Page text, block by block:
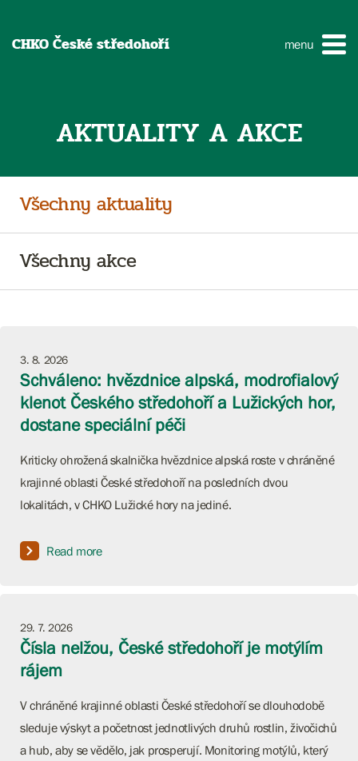
CHKO České středohoří menu
AKTUALITY A AKCE
Všechny aktuality
Všechny akce
3. 8. 2026
Schváleno: hvězdnice alpská, modrofialový
klenot Českého středohoří a Lužických hor,
dostane speciální péči
Kriticky ohrožená skalnička hvězdnice alpská roste v chráněné
krajinné oblasti České středohoří na posledních dvou
lokalitách, v CHKO Lužické hory na jediné.
Read more
29. 7. 2026
Čísla nelžou, České středohoří je motýlím
rájem
V chráněné krajinné oblasti České středohoří se dlouhodobě
sleduje výskyt a početnost jednotlivých druhů rostlin, živočichů
a hub, aby se vědělo, jak prosperují. Monitoring motýlů, který